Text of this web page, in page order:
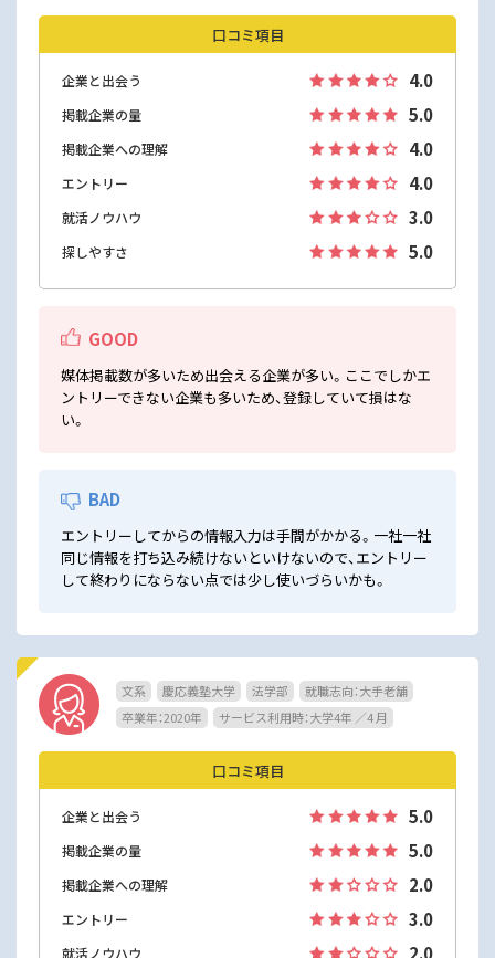
口コミ項目
企業と出会う 4.0
掲載企業の量 5.0
掲載企業への理解 4.0
エントリー 4.0
就活ノウハウ 3.0
探しやすさ 5.0
GOOD
媒体掲載数が多いため出会える企業が多い。ここでしかエ
ントリーできない企業も多いため、登録していて損はな
い。
BAD
エントリーしてからの情報入力は手間がかかる。一社一社
同じ情報を打ち込み続けないといけないので、エントリー
して終わりにならない点では少し使いづらいかも。
文系 慶応義塾大学 法学部
就職志向：大手老舗
卒業年：2020年
サービス利用時：大学4年 ／4 月
口コミ項目
企業と出会う 5.0
掲載企業の量 5.0
掲載企業への理解 2.0
エントリー 3.0
就活ノウハウ